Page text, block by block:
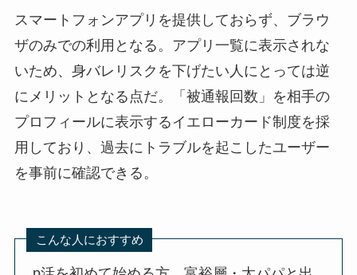
スマートフォンアプリを提供しておらず、ブラウ
ザのみでの利用となる。アプリ一覧に表示されな
いため、身バレリスクを下げたい人にとっては逆
にメリットとなる点だ。「被通報回数」を相手の
プロフィールに表示するイエローカード制度を採
用しており、過去にトラブルを起こしたユーザー
を事前に確認できる。
こんな人におすすめ